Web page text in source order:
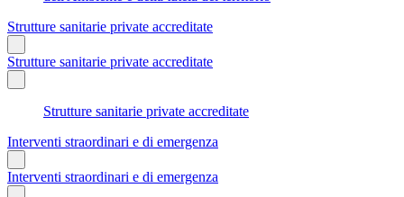
Strutture sanitarie private accreditate
Strutture sanitarie private accreditate
Strutture sanitarie private accreditate
Interventi straordinari e di emergenza
Interventi straordinari e di emergenza